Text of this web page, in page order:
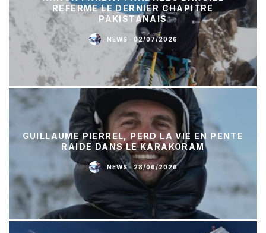
REFERME LE DERNIER CHAPITRE
PAKISTANAIS
NEWS · 02/07/2026
GUILLAUME PIERREL, PERD LA VIE EN PENTE
RAIDE DANS LE KARAKORAM
NEWS · 28/06/2026